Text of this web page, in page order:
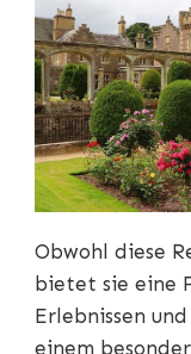
Obwohl diese
bietet sie eine
Erlebnissen
einem